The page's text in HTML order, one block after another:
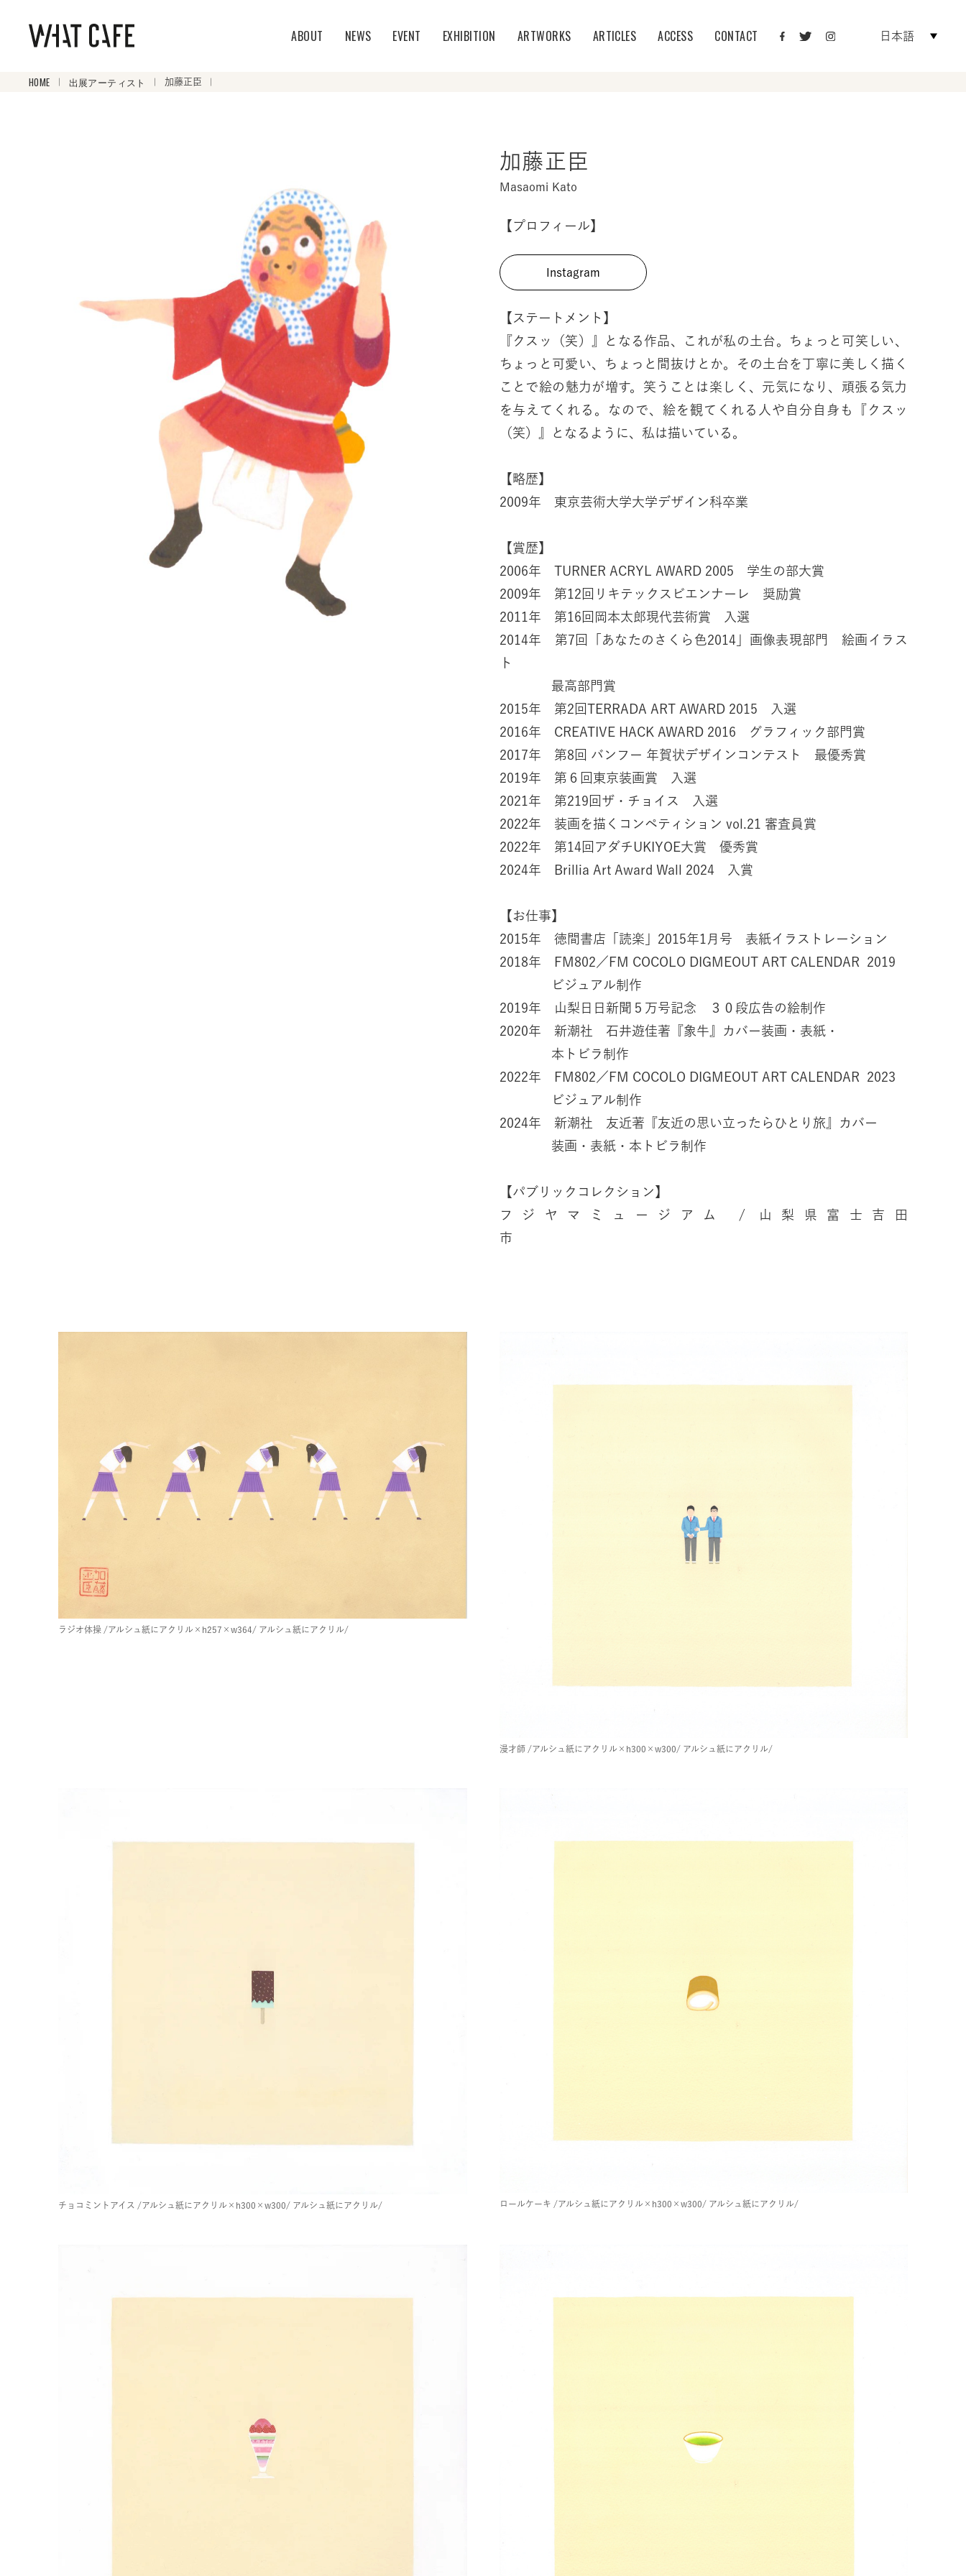
ABOUT NEWS EVENT EXHIBITION ARTWORKS ARTICLES ACCESS CONTACT 日本語
HOME 出展アーティスト 加藤正臣
加藤正臣
Masaomi Kato
【プロフィール】
Instagram
【ステートメント】
『クスッ（笑）』となる作品、これが私の土台。ちょっと可笑しい、
ちょっと可愛い、ちょっと間抜けとか。その土台を丁寧に美しく描く
ことで絵の魅力が増す。笑うことは楽しく、元気になり、頑張る気力
を与えてくれる。なので、絵を観てくれる人や自分自身も『クスッ
（笑）』となるように、私は描いている。
【略歴】
2009年 東京芸術大学大学デザイン科卒業
【賞歴】
2006年 TURNER ACRYL AWARD 2005 学生の部大賞
2009年 第12回リキテックスビエンナーレ 奨励賞
2011年 第16回岡本太郎現代芸術賞 入選
2014年 第7回「あなたのさくら色2014」画像表現部門 絵画イラス
ト
最高部門賞
2015年 第2回TERRADA ART AWARD 2015 入選
2016年 CREATIVE HACK AWARD 2016 グラフィック部門賞
2017年 第8回 バンフー 年賀状デザインコンテスト 最優秀賞
2019年 第６回東京装画賞 入選
2021年 第219回ザ・チョイス 入選
2022年 装画を描くコンペティション vol.21 審査員賞
2022年 第14回アダチUKIYOE大賞 優秀賞
2024年 Brillia Art Award Wall 2024 入賞
【お仕事】
2015年 徳間書店「読楽」2015年1月号 表紙イラストレーション
2018年 FM802／FM COCOLO DIGMEOUT ART CALENDAR 2019
ビジュアル制作
2019年 山梨日日新聞５万号記念 ３０段広告の絵制作
2020年 新潮社 石井遊佳著『象牛』カバー装画・表紙・
本トビラ制作
2022年 FM802／FM COCOLO DIGMEOUT ART CALENDAR 2023
ビジュアル制作
2024年 新潮社 友近著『友近の思い立ったらひとり旅』カバー
装画・表紙・本トビラ制作
【パブリックコレクション】
フジヤマミュージアム / 山梨県富士吉田
市
ラジオ体操 /アルシュ紙にアクリル×h257×w364/ アルシュ紙にアクリル/
漫才師 /アルシュ紙にアクリル×h300×w300/ アルシュ紙にアクリル/
チョコミントアイス /アルシュ紙にアクリル×h300×w300/ アルシュ紙にアクリル/ ロールケーキ /アルシュ紙にアクリル×h300×w300/ アルシュ紙にアクリル/